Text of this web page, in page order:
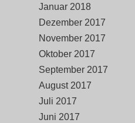
Januar 2018
Dezember 2017
November 2017
Oktober 2017
September 2017
August 2017
Juli 2017
Juni 2017